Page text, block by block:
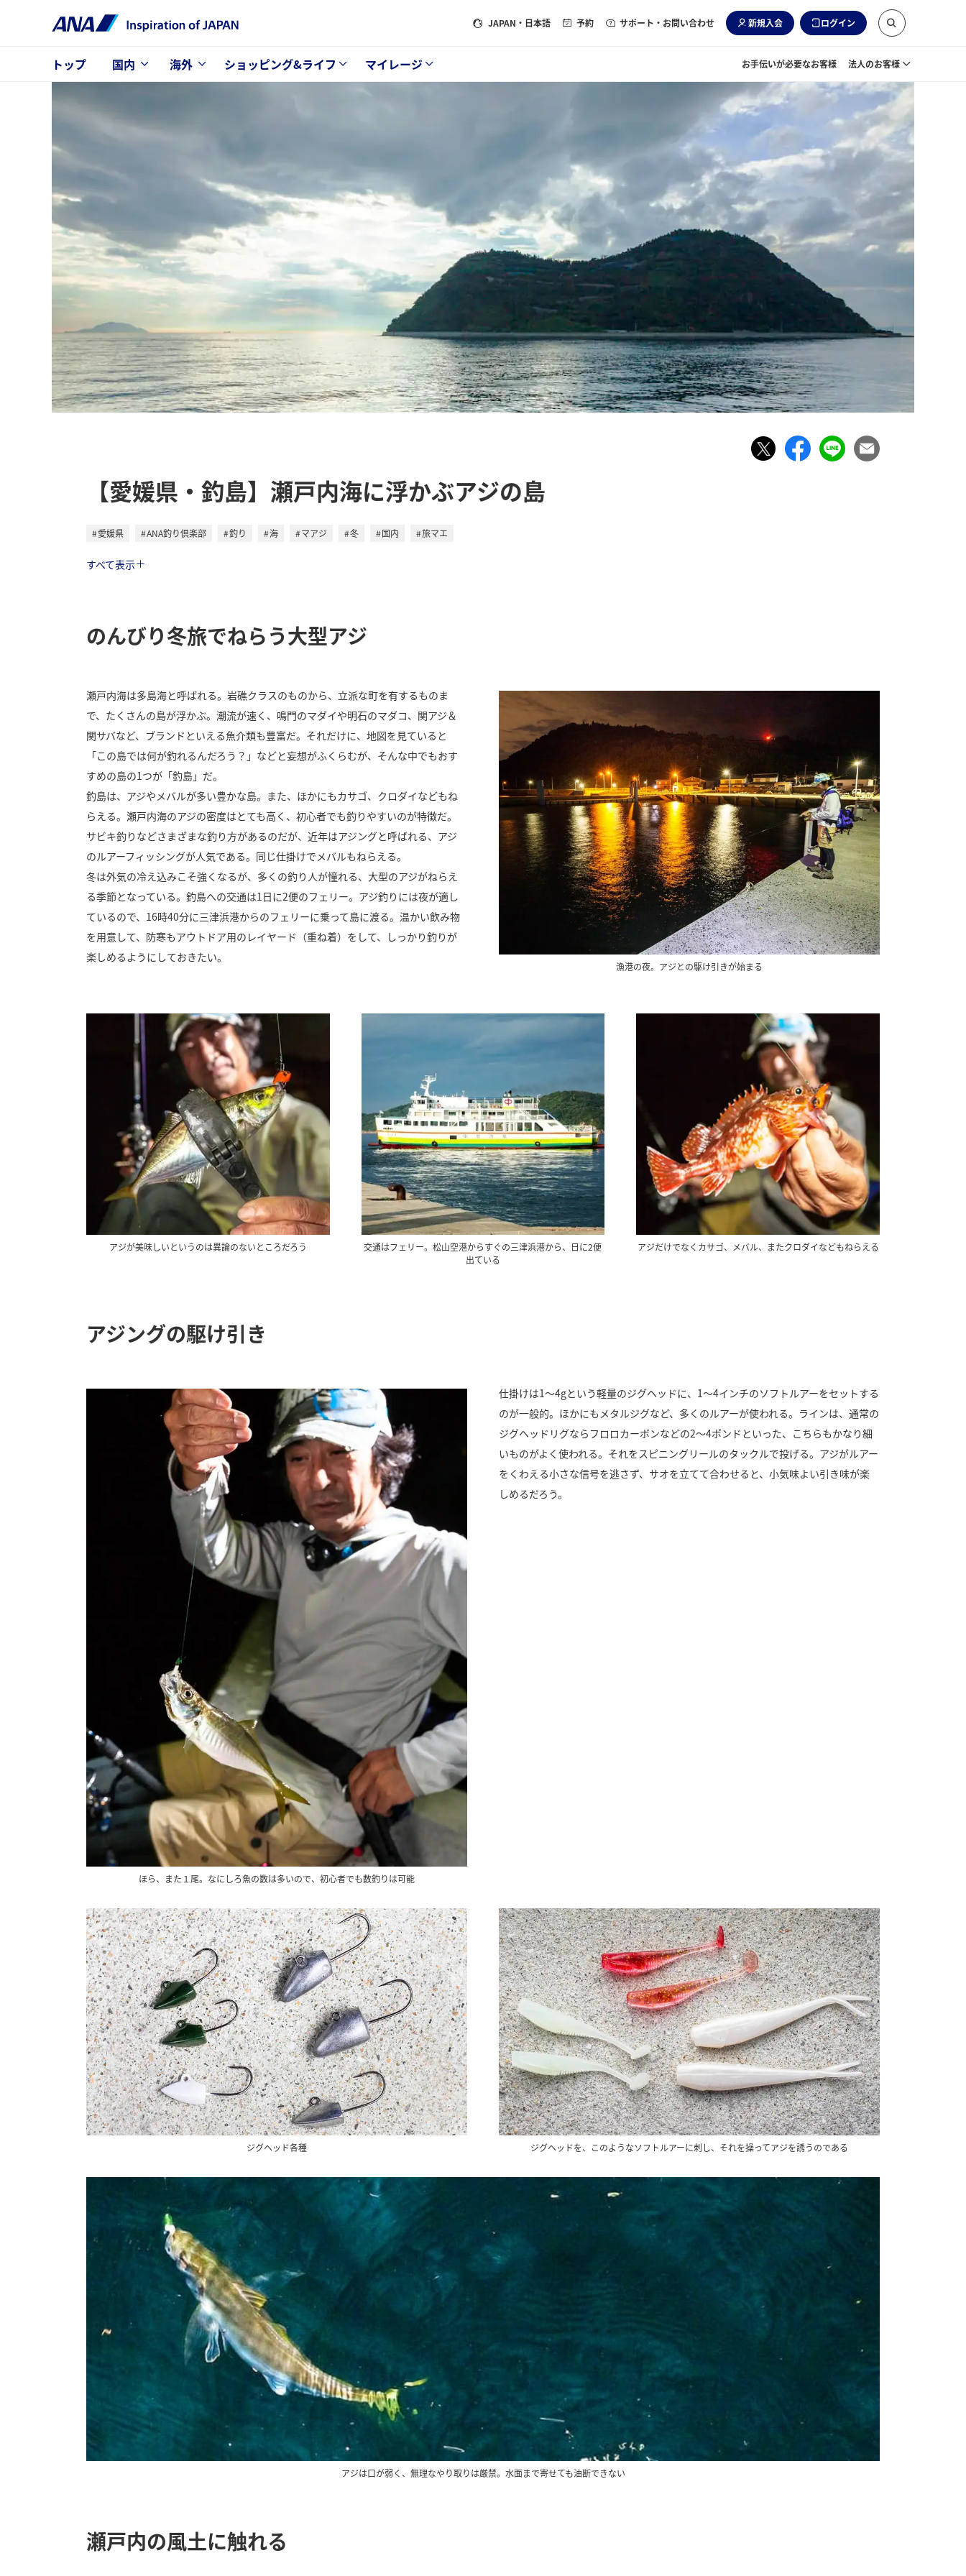
JAPAN ・日本語 予約 サポート・お問い合わせ 新規入会 ログイン
トップ 国内 海外 ショッピング&ライフ マイレージ お手伝いが必要なお客様 法人のお客様
【愛媛県・釣島】瀬戸内海に浮かぶアジの島
愛媛県 ANA釣り倶楽部 釣り 海 マアジ 冬 国内
旅マエ
すべて表示
のんびり冬旅でねらう大型アジ
瀬戸内海は多島海と呼ばれる。岩礁クラスのものから、立派な町を有するものま
で、たくさんの島が浮かぶ。潮流が速く、鳴門のマダイや明石のマダコ、関アジ＆
関サバなど、ブランドといえる魚介類も豊富だ。それだけに、地図を見ていると
「この島では何が釣れるんだろう？」などと妄想がふくらむが、そんな中でもおす
すめの島の1つが「釣島」だ。
釣島は、アジやメバルが多い豊かな島。また、ほかにもカサゴ、クロダイなどもね
らえる。瀬戸内海のアジの密度はとても高く、初心者でも釣りやすいのが特徴だ。
サビキ釣りなどさまざまな釣り方があるのだが、近年はアジングと呼ばれる、アジ
のルアーフィッシングが人気である。同じ仕掛けでメバルもねらえる。
冬は外気の冷え込みこそ強くなるが、多くの釣り人が憧れる、大型のアジがねらえ
る季節となっている。釣島への交通は1日に2便のフェリー。アジ釣りには夜が適し
ているので、16時40分に三津浜港からのフェリーに乗って島に渡る。温かい飲み物
を用意して、防寒もアウトドア用のレイヤード（重ね着）をして、しっかり釣りが
楽しめるようにしておきたい。
漁港の夜。アジとの駆け引きが始まる
アジが美味しいというのは異論のないところだろう
交通はフェリー。松山空港からすぐの三津浜港から、日に2便
出ている
アジだけでなくカサゴ、メバル、またクロダイなどもねらえる
アジングの駆け引き
ほら、また１尾。なにしろ魚の数は多いので、初心者でも数釣りは可能
仕掛けは1～4gという軽量のジグヘッドに、1～4インチのソフトルアーをセットする
のが一般的。ほかにもメタルジグなど、多くのルアーが使われる。ラインは、通常の
ジグヘッドリグならフロロカーボンなどの2～4ポンドといった、こちらもかなり細
いものがよく使われる。それをスピニングリールのタックルで投げる。アジがルアー
をくわえる小さな信号を逃さず、サオを立てて合わせると、小気味よい引き味が楽
しめるだろう。
ジグヘッド各種 ジグヘッドを、このようなソフトルアーに刺し、それを操ってアジを誘うのである
アジは口が弱く、無理なやり取りは厳禁。水面まで寄せても油断できない
瀬戸内の風土に触れる